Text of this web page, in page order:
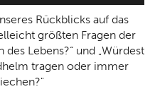
Rückblicks auf das
größten Fragen der
Lebens?“ und „Würdest
tragen oder immer